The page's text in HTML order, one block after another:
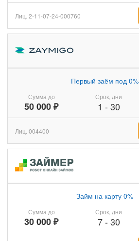
Лиц. 2-11-07-24-000760
Сумма до
50 000 ₽
Первый заём под 0%
Срок, дни
1 - 30
Лиц. 004400
Сумма до
30 000 ₽
Займ на карту 0%
Срок, дни
7- 30